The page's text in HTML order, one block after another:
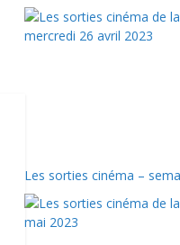
Les sorties cinéma –